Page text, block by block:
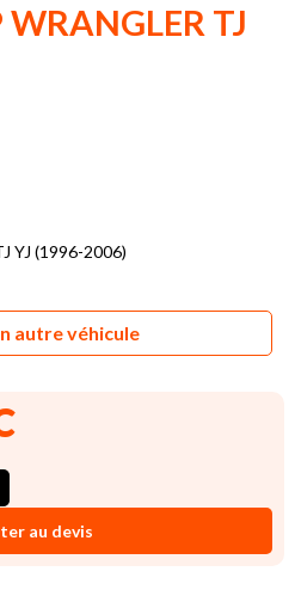
TJ
YJ (1996-2006)
autre véhicule
au devis